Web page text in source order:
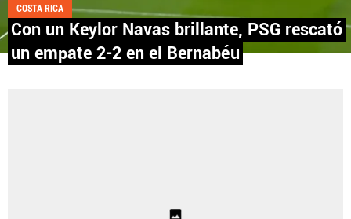
COSTA RICA
Con un Keylor Navas brillante, PSG rescató
un empate 2-2 en el Bernabéu